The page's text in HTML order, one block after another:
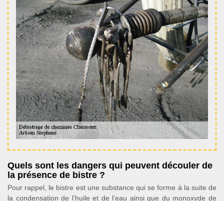
Quels sont les dangers qui peuvent découler de
la présence de bistre ?
Pour rappel, le bistre est une substance qui se forme à la suite de
la condensation de l’huile et de l’eau ainsi que du monoxyde de